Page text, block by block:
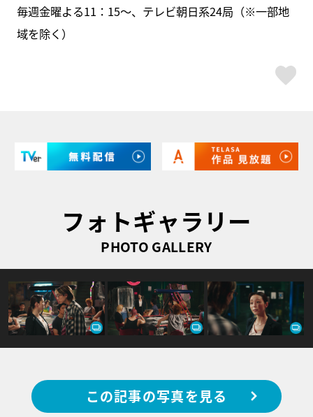
毎週金曜よる11：15～、テレビ朝日系24局（※一部地
域を除く）
フォトギャラリー
PHOTO GALLERY
この記事の写真を見る